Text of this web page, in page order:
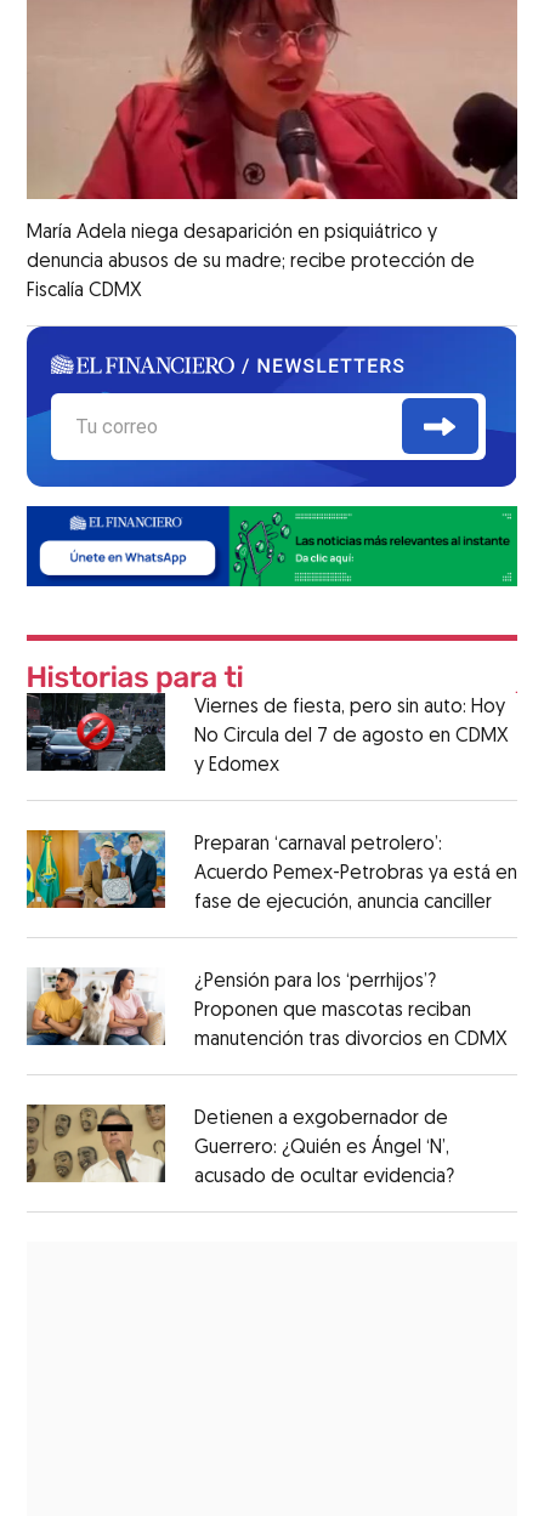
María Adela niega desaparición en psiquiátrico y
denuncia abusos de su madre; recibe protección de
Fiscalía CDMX
Viernes de fiesta, pero sin auto: Hoy
No Circula del 7 de agosto en CDMX
y Edomex
Preparan ‘carnaval petrolero’:
Acuerdo Pemex-Petrobras ya está en
fase de ejecución, anuncia canciller
¿Pensión para los ‘perrhijos’?
Proponen que mascotas reciban
manutención tras divorcios en CDMX
Detienen a exgobernador de
Guerrero: ¿Quién es Ángel ‘N’,
acusado de ocultar evidencia?